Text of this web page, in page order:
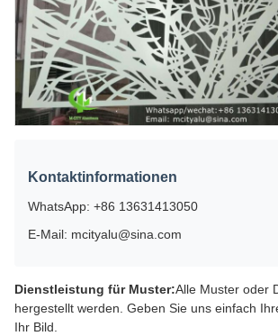
Kontaktinformationen
WhatsApp: +86 13631413050
E-Mail: mcityalu@sina.com
Dienstleistung für Muster:Alle Muster oder
hergestellt werden. Geben Sie uns einfach
Ihr Bild.